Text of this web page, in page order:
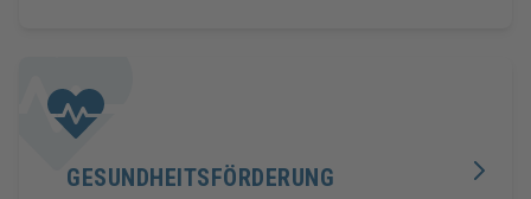
GESUNDHEITSFÖRDERUNG